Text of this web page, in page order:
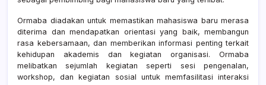
Ormaba diadakan untuk memastikan mahasiswa baru merasa
diterima dan mendapatkan orientasi yang baik, membangun
rasa kebersamaan, dan memberikan informasi penting terkait
kehidupan akademis dan kegiatan organisasi. Ormaba
melibatkan sejumlah kegiatan seperti sesi pengenalan,
workshop, dan kegiatan sosial untuk memfasilitasi interaksi